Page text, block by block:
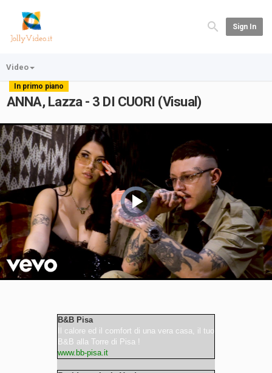
Sign In
Video
In primo piano
ANNA, Lazza - 3 DI CUORI (Visual)
Video
Player
is
loading.
Play
Video
B&B Pisa
Il calore ed il comfort di una vera casa, il tuo
B&B alla Torre di Pisa !
www.bb-pisa.it